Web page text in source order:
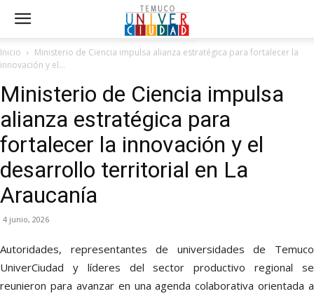
Inicio
Ministerio de Ciencia impulsa alianza estratégica para fortalecer la
innovación y el...
Ministerio de Ciencia impulsa
alianza estratégica para
fortalecer la innovación y el
desarrollo territorial en La
Araucanía
4 junio, 2026
Autoridades, representantes de universidades de Temuco
UniverCiudad y líderes del sector productivo regional se
reunieron para avanzar en una agenda colaborativa orientada a